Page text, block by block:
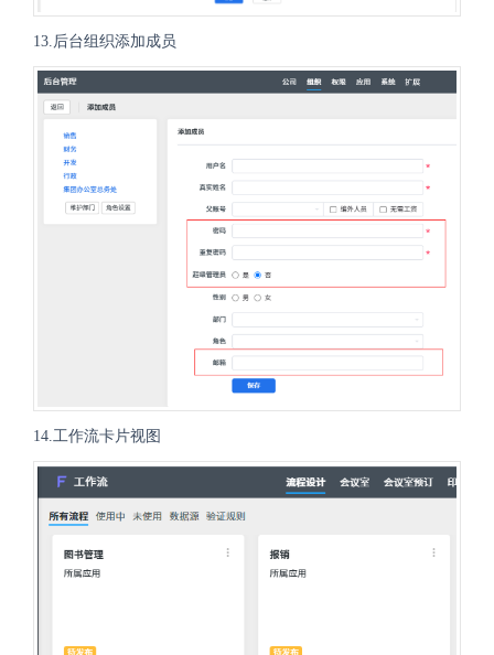
13.后台组织添加成员
14.工作流卡片视图